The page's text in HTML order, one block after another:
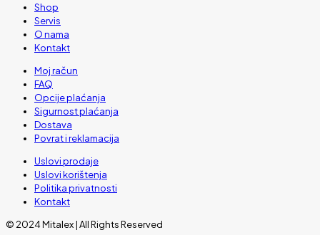
Shop
Servis
O nama
Kontakt
Moj račun
FAQ
Opcije plaćanja
Sigurnost plaćanja
Dostava
Povrat i reklamacija
Uslovi prodaje
Uslovi korištenja
Politika privatnosti
Kontakt
© 2024 Mitalex | All Rights Reserved